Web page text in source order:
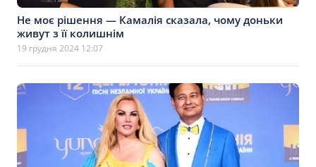
Не моє рішення — Камалія сказала, чому доньки
живут з її колишнім
19 грудня 2024 12:07